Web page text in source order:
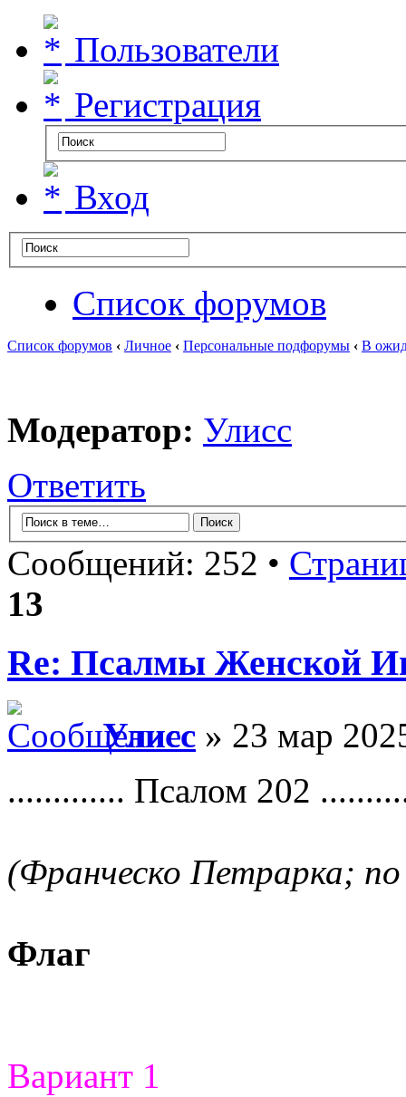
Пользователи
Регистрация
Вход
Список форумов
Список форумов ‹ Личное ‹ Персональные подфорумы ‹ В
Модератор: Улисс
Ответить
Сообщений: 252 •
13
Re: Псалмы Женской
Улисс » 23 мар
............. Псалом 202
(Франческо Петрарка;
Флаг
Вариант 1